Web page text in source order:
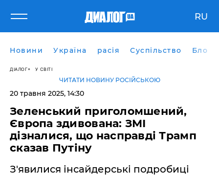
RU
Новини Україна расія Суспільство Блоги
ДІАЛОГ У СВІТІ
ЧИТАТИ НОВИНУ РОСІЙСЬКОЮ
20 травня 2025, 14:30
Зеленський приголомшений,
Європа здивована: ЗМІ
дізналися, що насправді Трамп
сказав Путіну
З'явилися інсайдерські подробиці